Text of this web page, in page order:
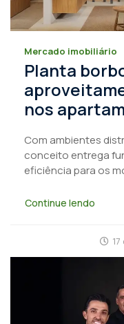
Mercado imobiliário
Planta
nos
Com ambientes
conceito entrega
eficiência para os
Continue lendo